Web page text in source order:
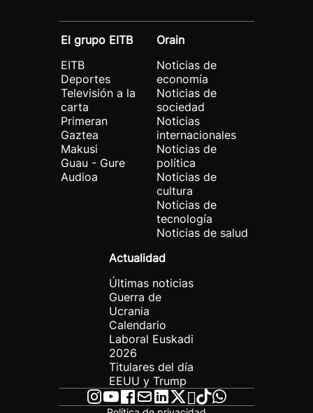
El grupo EITB
EITB
Deportes
Televisión a la
carta
Primeran
Gaztea
Makusi
Guau - Gure
Audioa
Orain
Noticias de
economía
Noticias de
sociedad
Noticias
internacionales
Noticias de
política
Noticias de
cultura
Noticias de
tecnología
Noticias de salud
Actualidad
Últimas noticias
Guerra de
Ucrania
Calendario
Laboral Euskadi
2026
Titulares del día
EEUU y Trump